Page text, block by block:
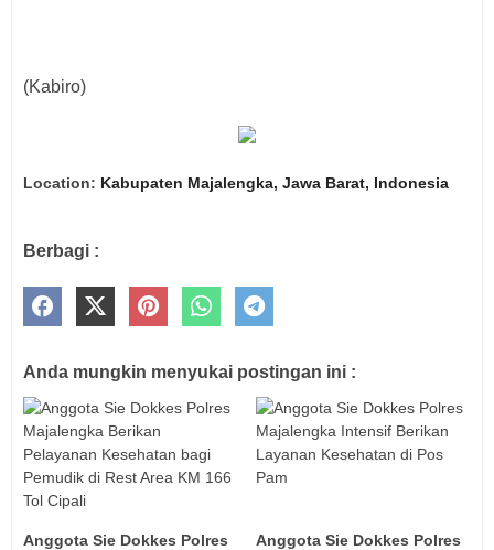
‎(Kabiro)
Location: Kabupaten Majalengka, Jawa Barat, Indonesia
Berbagi :
Anda mungkin menyukai postingan ini :
Anggota Sie Dokkes Polres
Anggota Sie Dokkes Polres